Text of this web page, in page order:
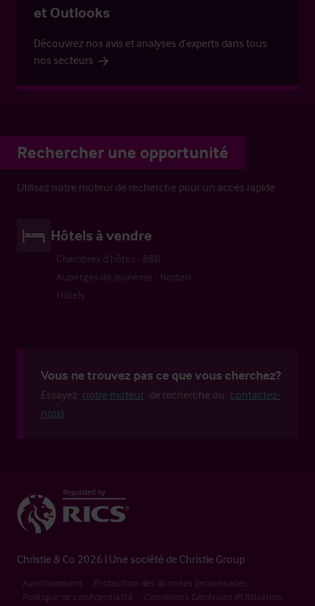
et Outlooks
Découvrez nos avis et analyses d’experts dans tous
nos secteurs
Rechercher une opportunité
Utilisez notre moteur de recherche pour un accès rapide
Hôtels à vendre
Chambres d’hôtes - B&B
Auberges de jeunesse - hostels
Hôtels
Vous ne trouvez pas ce que vous cherchez?
Essayez notre moteur de recherche ou contactez-
nous
Christie & Co 2026 | Une société de Christie Group
Avertissement
Protection des données personnelles
Politique de confidentialité
Conditions Générales d'Utilisation